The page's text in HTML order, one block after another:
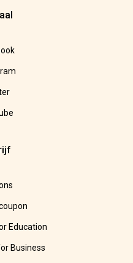
Education
Business